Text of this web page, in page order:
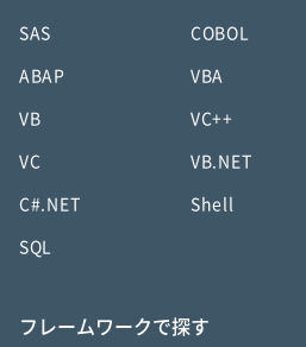
SAS COBOL
ABAP VBA
VB VC++
VC VB.NET
C#.NET Shell
SQL
フレームワークで探す